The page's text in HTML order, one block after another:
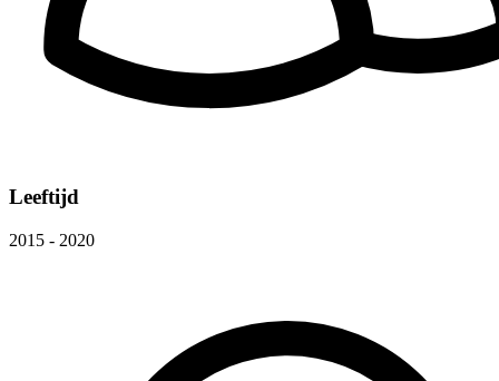
Leeftijd
2015 - 2020